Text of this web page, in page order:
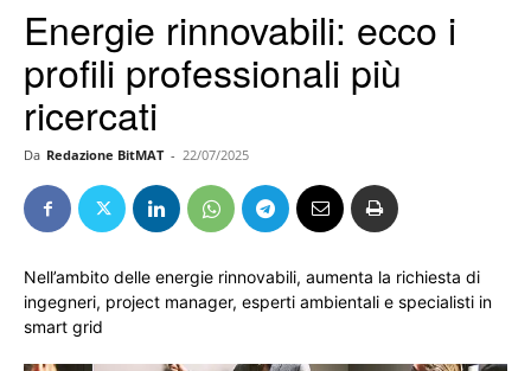
Energie rinnovabili: ecco i
profili professionali più
ricercati
Da Redazione BitMAT - 22/07/2025
Nell’ambito delle energie rinnovabili, aumenta la richiesta di
ingegneri, project manager, esperti ambientali e specialisti in
smart grid